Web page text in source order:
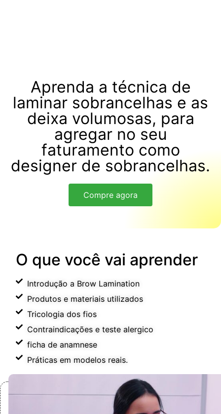
Aprenda a técnica de
laminar sobrancelhas e as
deixa volumosas, para
agregar no seu
faturamento como
designer de sobrancelhas.
Compre agora
O que você vai aprender
Introdução a Brow Lamination
Produtos e materiais utilizados
Tricologia dos fios
Contraindicações e teste alergico
ficha de anamnese
Práticas em modelos reais.